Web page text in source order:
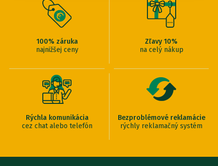
100% záruka
najnižšej ceny
Zľavy 10%
na celý nákup
Rýchla komunikácia
cez chat alebo telefón
Bezproblémové reklamácie
rýchly reklamačný systém